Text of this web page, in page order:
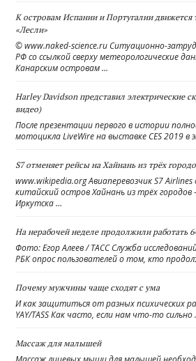
К островам Испании и Португалии движется
«Лесли»
© www.naked-science.ru Ситуационно-
РФ со ссылкой сверху метеорологические
Канарским островам …
Harley Davidson представил электрические
видео)
После презентации первого в истории
мотоцикла LiveWire на выставке CES 2019 в
S7 отменяет рейсы на Хайнань из трёх
www.wikipedia.org Авиаперевозчик S7
китайский остров Хайнань из трёх городов
Иркутска …
На нерабочей неделе продолжили работать
Фото: Егор Алеев / ТАСС Служба
РБК опрос пользователей о том, кто
Почему мужчины чаще сходят с ума
И как защититься от разных психических
YAY/TASS Как часто, если нам что-то сильно
Массаж для малышей